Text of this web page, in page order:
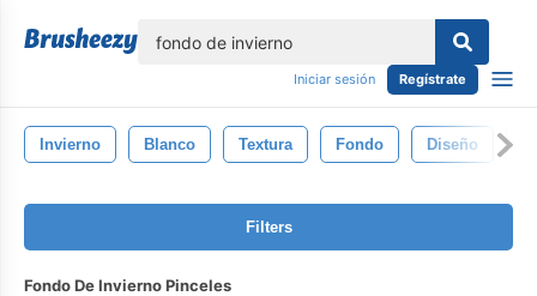
Iniciar sesión Regístrate
Invierno Blanco Textura Fondo Diseño
Filters
Fondo De Invierno Pinceles